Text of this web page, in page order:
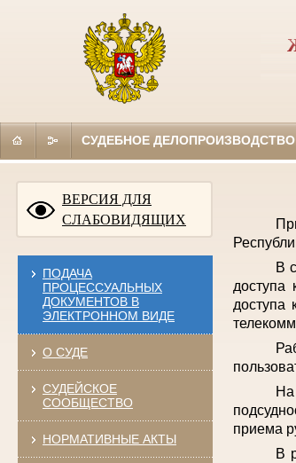
СУДЕБНОЕ ДЕЛОПРОИЗВОДСТВО
ВЕРСИЯ ДЛЯ
СЛАБОВИДЯЩИХ
ПОДАЧА
ПРОЦЕССУАЛЬНЫХ
ДОКУМЕНТОВ В
ЭЛЕКТРОННОМ ВИДЕ
О СУДЕ
СУДЕЙСКОЕ
СООБЩЕСТВО
НОРМАТИВНЫЕ АКТЫ
В
доступа
доступа
приема
В